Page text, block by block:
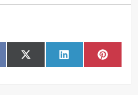
Share
on
X
(Twitter)
Share
on
LinkedIn Share
on